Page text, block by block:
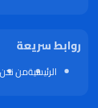
روابط سريعة
الرئيسيةمن نحن